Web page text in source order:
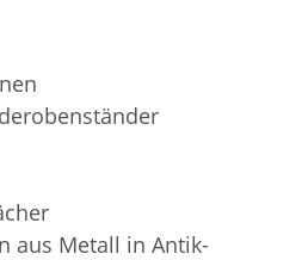
aus Metall in Antik-